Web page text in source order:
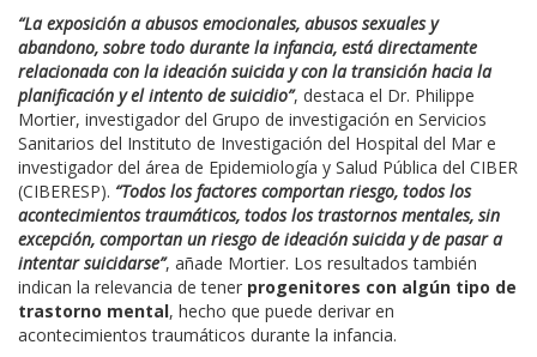
“La exposición a abusos emocionales, abusos sexuales y
abandono, sobre todo durante la infancia, está directamente
relacionada con la ideación suicida y con la transición hacia la
planificación y el intento de suicidio”, destaca el Dr. Philippe
Mortier, investigador del Grupo de investigación en Servicios
Sanitarios del Instituto de Investigación del Hospital del Mar e
investigador del área de Epidemiología y Salud Pública del CIBER
(CIBERESP). “Todos los factores comportan riesgo, todos los
acontecimientos traumáticos, todos los trastornos mentales, sin
excepción, comportan un riesgo de ideación suicida y de pasar a
intentar suicidarse”, añade Mortier. Los resultados también
indican la relevancia de tener progenitores con algún tipo de
trastorno mental, hecho que puede derivar en
acontecimientos traumáticos durante la infancia.